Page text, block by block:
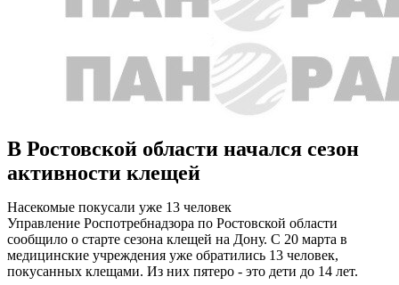
В Ростовской области начался сезон
активности клещей
Насекомые покусали уже 13 человек
Управление Роспотребнадзора по Ростовской области
сообщило о старте сезона клещей на Дону. С 20 марта в
медицинские учреждения уже обратились 13 человек,
покусанных клещами. Из них пятеро - это дети до 14 лет.